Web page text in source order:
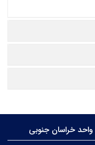
خراسان جنوبی